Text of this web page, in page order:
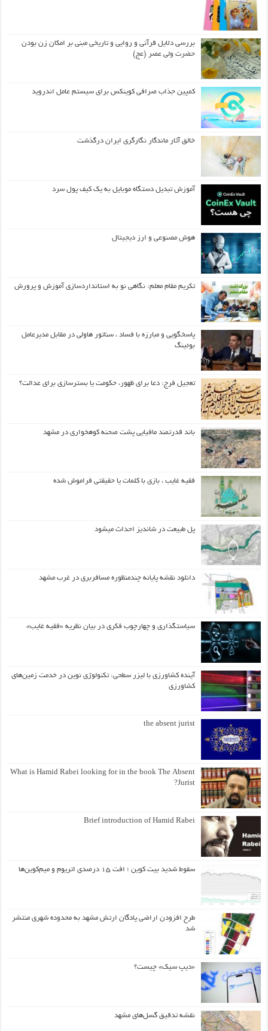
بررسی دلایل قرآنی و روایی و تاریخی مبنی بر امکان زن بودن
حضرت ولی عصر (عج)
کمپین جذاب صرافی کوینکس برای سیستم عامل اندروید
خالق آثار ماندگار نگارگری ایران درگذشت
آموزش تبدیل دستگاه موبایل به یک کیف‌ پول سرد
هوش مصنوعی و ارز دیجیتال
تکریم مقام معلم: نگاهی نو به استانداردسازی آموزش و پرورش
پاسخگویی و مبارزه با فساد ، سناتور هاولی در مقابل مدیرعامل
بوئینگ
تعجیل فرج: دعا برای ظهور، حکومت یا بسترسازی برای عدالت؟
باند قدرتمند مافیایی پشت صحنه کوهخواری در مشهد
فقیه غایب ، بازی با کلمات یا حقیقتی فراموش شده
پل طبیعت در شاندیز احداث میشود
دانلود نقشه پایانه چندمنظوره مسافربری در غرب مشهد
سیاستگذاری و چهارچوب فکری در بیان نظریه «فقیه غایب»
آینده کشاورزی با لیزر سطحی: تکنولوژی نوین در خدمت زمین‌های
کشاورزی
the absent jurist
What is Hamid Rabei looking for in the book The Absent
Jurist?
Brief introduction of Hamid Rabei
سقوط شدید بیت کوین ؛ افت ۱۵ درصدی اتریوم و میم‌کوین‌ها
طرح افزودن اراضی پادگان ارتش مشهد به محدوده شهری منتشر
شد
«دیپ سیک» چیست؟
نقشه تدقیق گسل‌های مشهد